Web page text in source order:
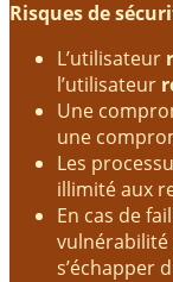
Risques de
L’utilisateur
l’utilisateur
Une
une
Les
illimité aux
En cas de
s’échapper